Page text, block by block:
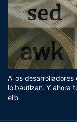
A los
lo bautizan. Y ahora
ello